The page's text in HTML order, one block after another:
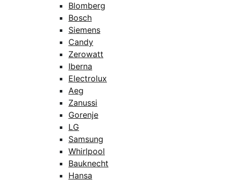
Blomberg
Bosch
Siemens
Candy
Zerowatt
Iberna
Electrolux
Aeg
Zanussi
Gorenje
LG
Samsung
Whirlpool
Bauknecht
Hansa